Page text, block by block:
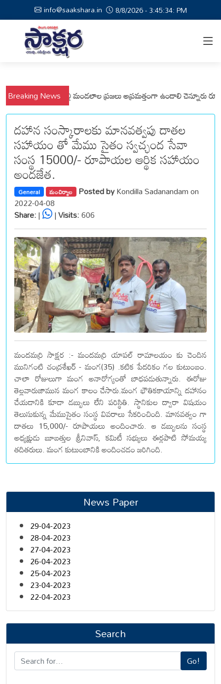
info@saakshara.in 8/8/2026 - 3:45:34: PM
Breaking News
కోటపల్లి, వేమనపల్లి మండలాల ప్రజలు అప్రమత్తంగా ఉండాలి చెన్నూరు రూరల్
దహాన సంస్కారాలకు మానవత్వపు దాతల
సహాయం తో మేము సైతం స్వచ్ఛంద సేవా
సంస్థ 15000/- రూపాయల ఆర్థిక సహాయం
అందజేత.
General మంచిర్యాల Posted byKondilla Sadanandam on
2022-04-08
Share:| |Visits:606
మందమర్రి సాక్షర :- మందమర్రి యాపల్ రామాలయం కు చెందిన
మునిగంటి చంద్రశేఖర్ - మంగ(35) .కటిక పేదరికం గల కుటుంబం.
చాలా రోజులుగా మంగ అనారోగ్యంతో బాధపడుతున్నారు. ఈరోజు
తెల్లవారుజామున మంగ కాలం చేసారు.మంగ భౌతికకాయాన్ని దహానం
చేయడానికి కూడా డబ్బులు లేని పరిస్థితి. స్థానికుల ద్వారా విషయం
తెలుసుకున్న మేముసైతం సంస్థ వివరాలు సేకరించింది. మానవత్వం గా
దాతలు 15,000/- రూపాయలు అందించారు. ఆ డబ్బులను సంస్థ
అధ్యక్షుడు బూబత్తుల శ్రీనివాస్, కమిటీ సభ్యులు ఈర్లపాటి సోమయ్య
తదితరులు. మంగ కుటుంబానికి అందించడం జరిగింది.
News Paper
29-04-2023
28-04-2023
27-04-2023
26-04-2023
25-04-2023
23-04-2023
22-04-2023
Search
Go!